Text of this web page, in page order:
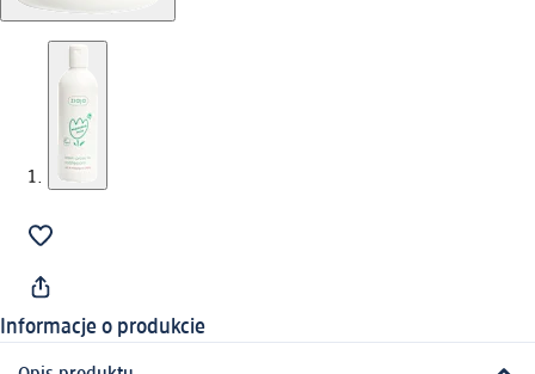
Informacje o produkcie